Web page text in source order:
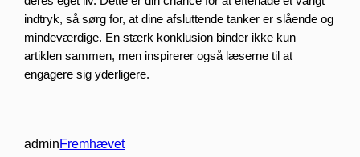
indtryk, så sørg for, at dine afsluttende tanker er slående og
mindeværdige. En stærk konklusion binder ikke kun
artiklen sammen, men inspirerer også læserne til at
engagere sig yderligere.
adminFremhævet